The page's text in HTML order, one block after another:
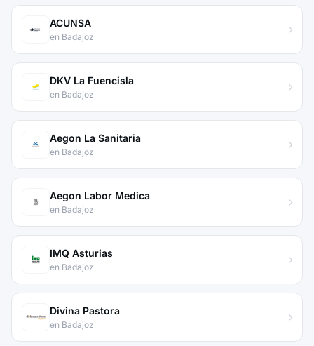
ACUNSA
en Badajoz
DKV La Fuencisla
en Badajoz
Aegon La Sanitaria
en Badajoz
Aegon Labor Medica
en Badajoz
IMQ Asturias
en Badajoz
Divina Pastora
en Badajoz